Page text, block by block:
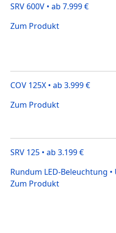
SRV 600V • ab 7.999 €
Zum Produkt
COV 125X • ab 3.999 €
Zum Produkt
SRV 125 • ab 3.199 €
Rundum LED-Beleuchtung •
Zum Produkt